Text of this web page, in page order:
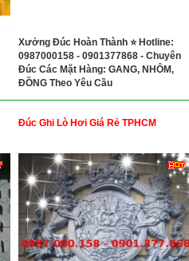
Xưởng Đúc Hoàn Thành ⭐ Hotline:
0987000158 - 0901377868 - Chuyên
Đúc Các Mặt Hàng: GANG, NHÔM,
ĐỒNG Theo Yêu Cầu
Đúc Ghi Lò Hơi Giá Rẻ TPHCM